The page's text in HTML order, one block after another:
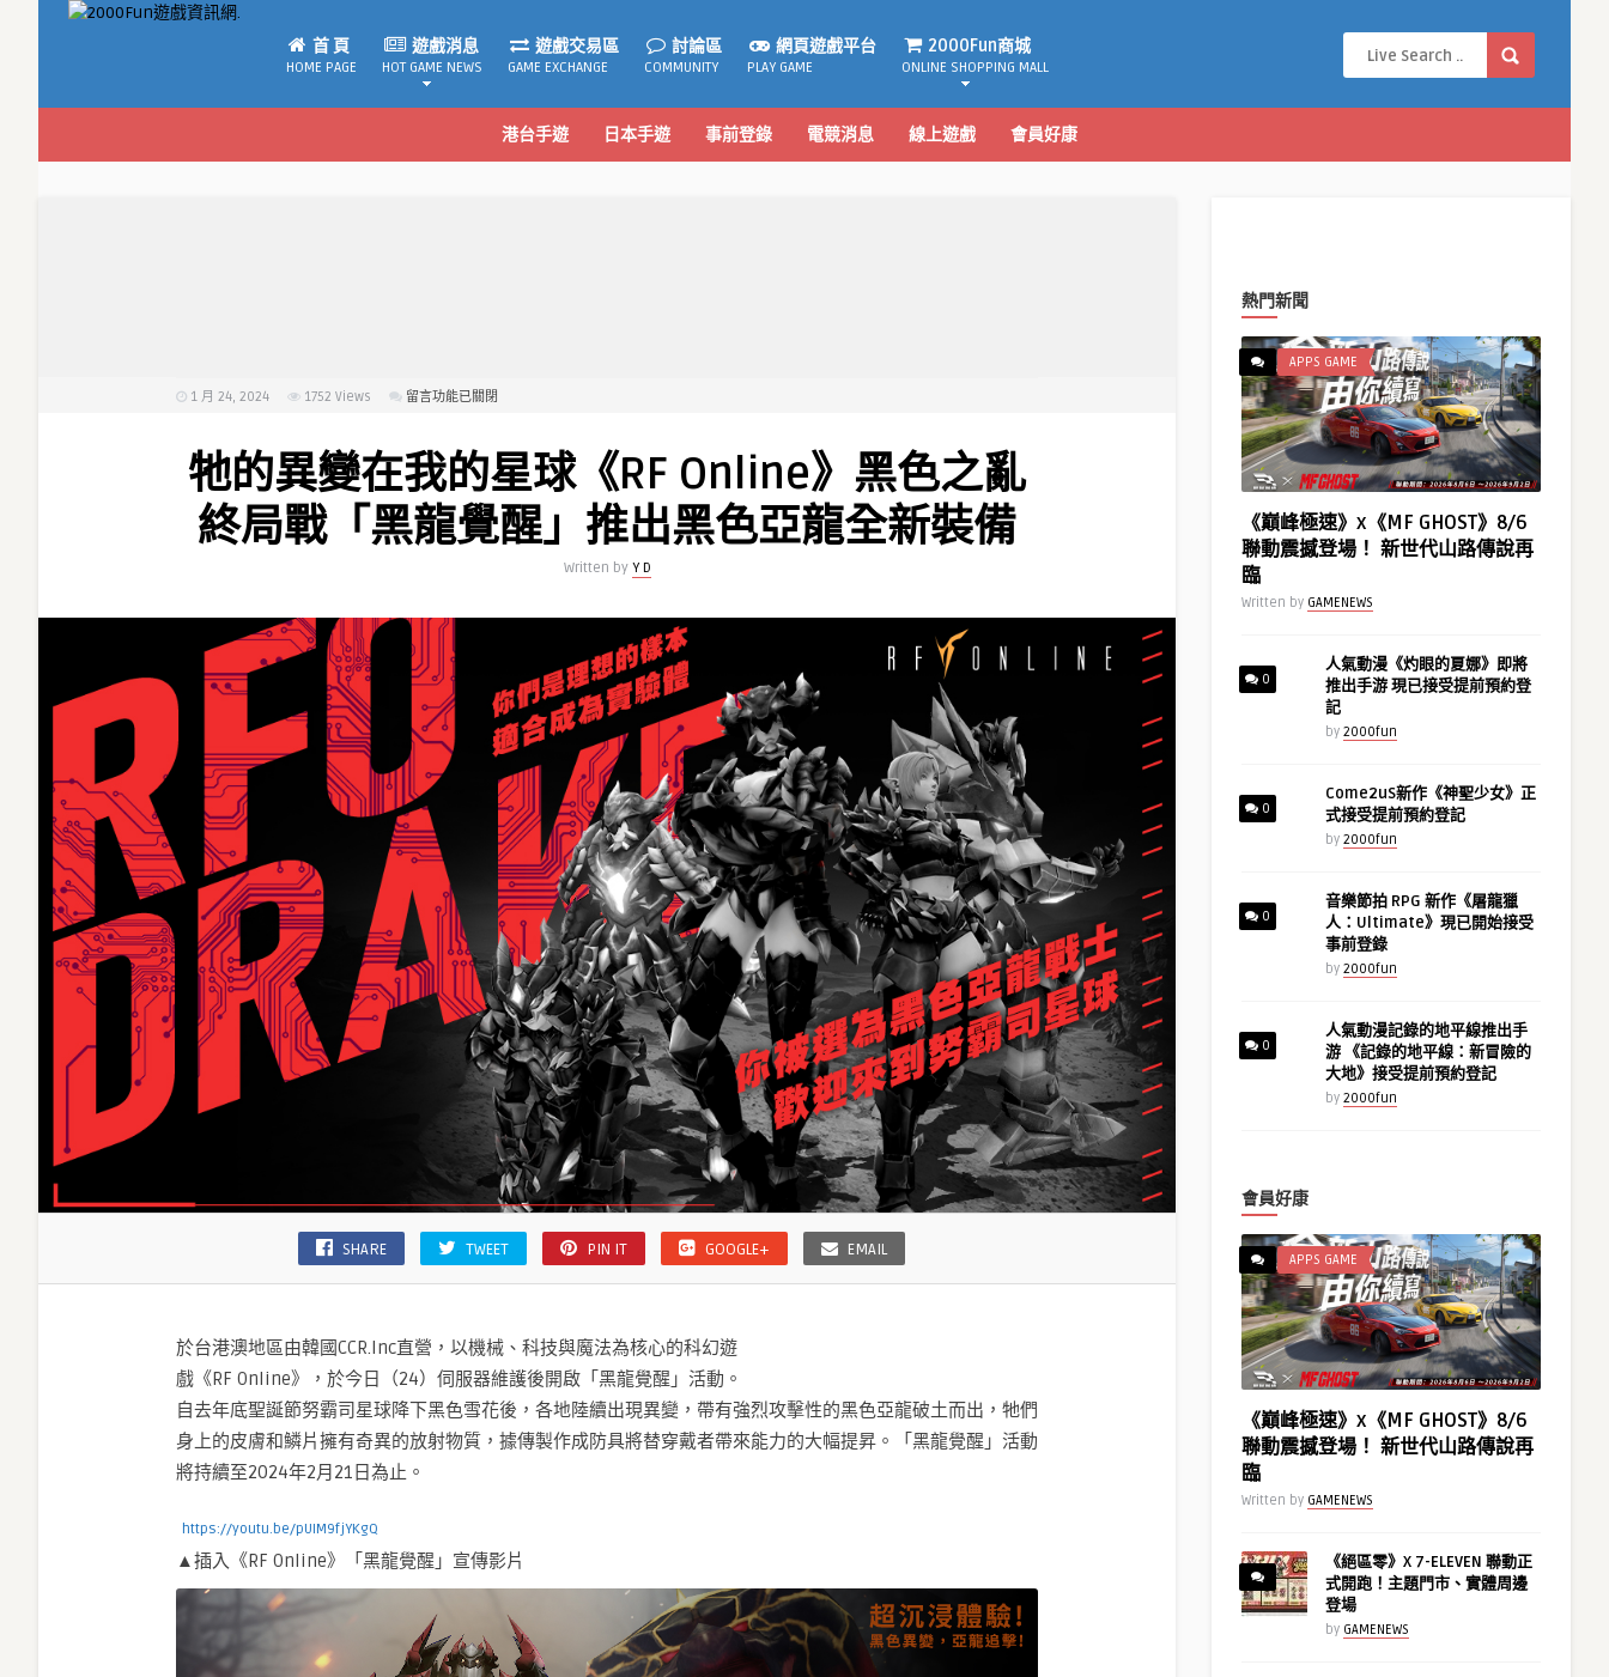
首 頁
HOME PAGE
遊戲消息
HOT GAME NEWS
遊戲交易區
GAME EXCHANGE
討論區
COMMUNITY
網頁遊戲平台
PLAY GAME
2000Fun商城
ONLINE SHOPPING MALL
港台手遊 日本手遊 事前登錄 電競消息 線上遊戲 會員好康
1 月 24, 2024 1752 Views
在
的
異
變
在
球
《RF
Online》
色
之
亂
終
局
「黑
龍
醒」
推
裝
備〉
留言功能已關閉
牠的異變在我的星球《RF Online》黑色之亂
終局戰「黑龍覺醒」推出黑色亞龍全新裝備
Written by Y D
SHARE TWEET PIN IT GOOGLE+ EMAIL
於台港澳地區由韓國CCR.Inc直營，以機械、科技與魔法為核心的科幻遊
戲《RF Online》，於今日（24）伺服器維護後開啟「黑龍覺醒」活動。
自去年底聖誕節努霸司星球降下黑色雪花後，各地陸續出現異變，帶有強烈攻擊性的黑色亞龍破土而出，牠們
身上的皮膚和鱗片擁有奇異的放射物質，據傳製作成防具將替穿戴者帶來能力的大幅提昇。「黑龍覺醒」活動
將持續至2024年2月21日為止。
https://youtu.be/pUIM9fjYKgQ
▲插入《RF Online》「黑龍覺醒」宣傳影片
熱門新聞
APPS GAME
《巔峰極速》x《MF GHOST》8/6
聯動震撼登場！ 新世代山路傳說再
臨
Written by GAMENEWS
0
人氣動漫《灼眼的夏娜》即將
推出手游 現已接受提前預約登
記
by 2000fun
0
Come2uS新作《神聖少女》正
式接受提前預約登記
by 2000fun
0
音樂節拍 RPG 新作《屠龍獵
人：Ultimate》現已開始接受
事前登錄
by 2000fun
0
人氣動漫記錄的地平線推出手
游 《記錄的地平線：新冒險的
大地》接受提前預約登記
by 2000fun
會員好康
APPS GAME
《巔峰極速》x《MF GHOST》8/6
聯動震撼登場！ 新世代山路傳說再
臨
Written by GAMENEWS
《絕區零》X 7-ELEVEN 聯動正
式開跑！主題門市、實體周邊
登場
by GAMENEWS